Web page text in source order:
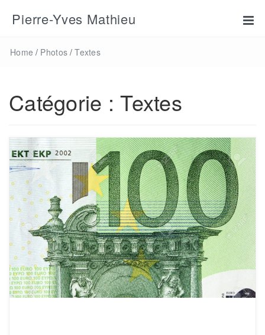
Pierre-Yves Mathieu
Home / Photos / Textes
Catégorie :Textes